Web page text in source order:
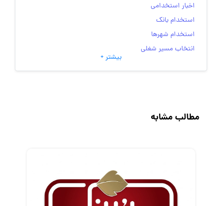
اخبار استخدامی
استخدام بانک
استخدام شهرها
انتخاب مسیر شغلی
به‌روزرسانی‌های سایت (کارجویی)
رزومه
گزارش‌های آماری
بیشتر +
مطالب مشابه